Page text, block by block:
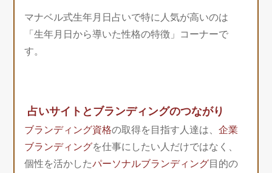
マナベル式生年月日占いで特に人気が高いのは
「生年月日から導いた性格の特徴」コーナーで
す。
占いサイトとブランディングのつながり
ブランディング資格の取得を目指す人達は、企業
ブランディングを仕事にしたい人だけではなく、
個性を活かしたパーソナルブランディング目的の